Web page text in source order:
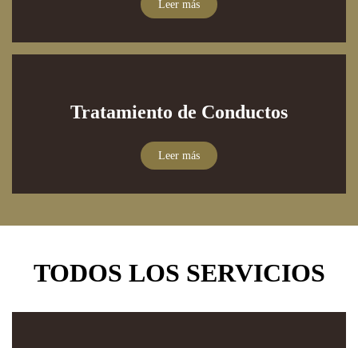
Leer más
Tratamiento de Conductos
Leer más
TODOS LOS SERVICIOS